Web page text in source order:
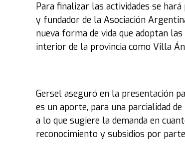
Para finalizar las actividades se
y fundador de la Asociación
nueva forma de vida que adoptan
interior de la provincia como Villa
Gersel aseguró en la presentación
es un aporte, para una parcialidad
a lo que sugiere la demanda en
reconocimiento y subsidios por